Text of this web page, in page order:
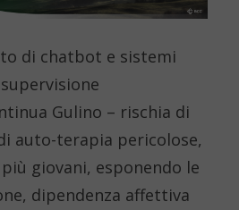
di chatbot e sistemi
Gulino – rischia di
auto-terapia pericolose,
giovani, esponendo le
dipendenza affettiva